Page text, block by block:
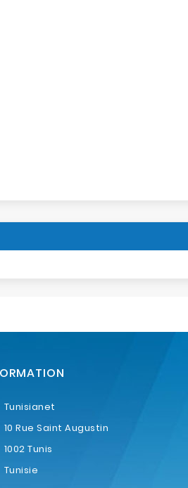
Tunisianet
10 Rue Saint Augustin
1002 Tunis
Tunisie